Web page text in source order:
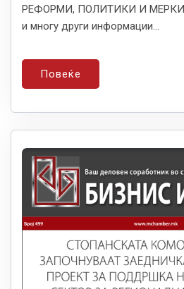
РЕФОРМИ, ПОЛИТИКИ И МЕРКИ
и многу други информации...
Повеќе